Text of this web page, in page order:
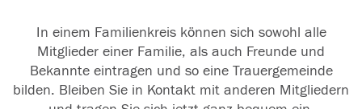
In einem Familienkreis können sich sowohl alle
Mitglieder einer Familie, als auch Freunde und
Bekannte eintragen und so eine Trauergemeinde
bilden. Bleiben Sie in Kontakt mit anderen Mitgliedern